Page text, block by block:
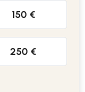
150 €
250 €